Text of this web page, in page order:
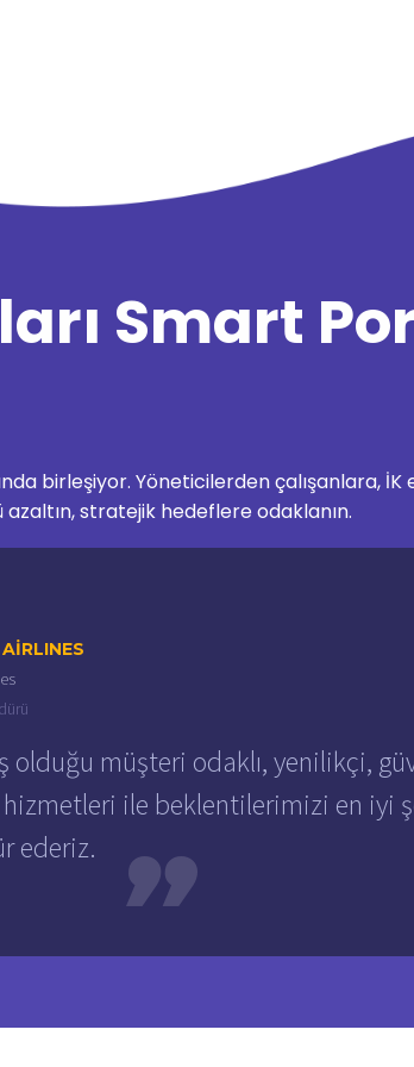
Smart
birleşiyor. Yöneticilerden çalışanlara,
azaltın, stratejik hedeflere odaklanın.
olduğu müşteri odaklı, yenilikçi,
ile beklentilerimizi en iyi
ederiz.
